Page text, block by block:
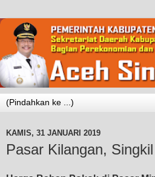
KAMIS, 31 JANUARI 2019
Pasar Kilangan, Singkil